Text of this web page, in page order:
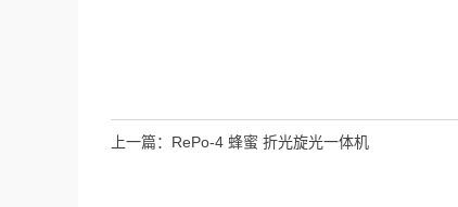
上一篇： RePo-4 蜂蜜 折光旋光一体机